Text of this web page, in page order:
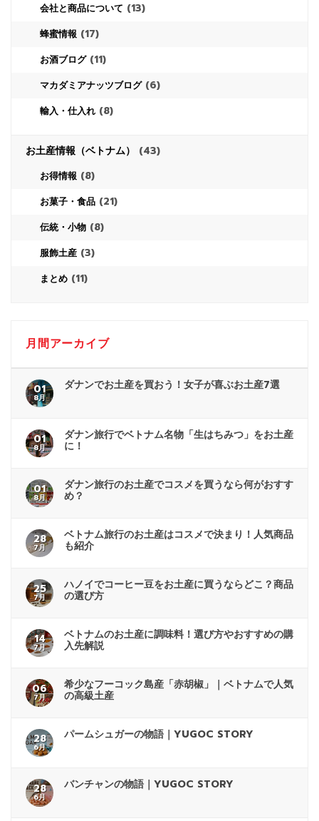
会社と商品について (13)
蜂蜜情報 (17)
お酒ブログ(11)
マカダミアナッツブログ(6)
輸入・仕入れ (8)
お土産情報（ベトナム） (43)
お得情報 (8)
お菓子・食品 (21)
伝統・小物 (8)
服飾土産 (3)
まとめ (11)
月間アーカイブ
01
8月
ダナンでお土産を買おう！女子が喜ぶお土産7選
01
8月
ダナン旅行でベトナム名物「生はちみつ」をお土産
に！
01
8月
ダナン旅行のお土産でコスメを買うなら何がおすす
め？
28
7月
ベトナム旅行のお土産はコスメで決まり！人気商品
も紹介
25
7月
ハノイでコーヒー豆をお土産に買うならどこ？商品
の選び方
14
7月
ベトナムのお土産に調味料！選び方やおすすめの購
入先解説
06
7月
希少なフーコック島産「赤胡椒」｜ベトナムで人気
の高級土産
28
6月
パームシュガーの物語｜YUGOC STORY
28
6月
バンチャンの物語｜YUGOC STORY